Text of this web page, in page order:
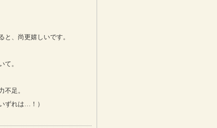
、尚更嬉しいです。
て。
不足。
ずれは…！）